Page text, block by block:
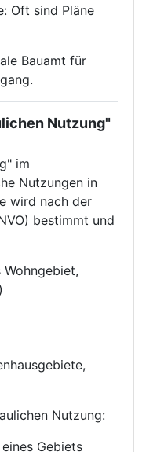
Oft sind Pläne
Bauamt für
Nutzung"
im
Nutzungen in
wird nach der
bestimmt und
Wohngebiet,
Nutzung:
Gebiets